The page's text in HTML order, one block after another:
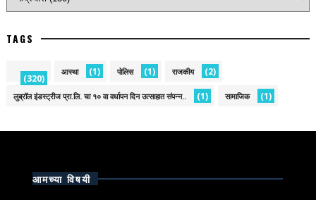
TAGS
(320)
आस्था (1) पोलिस (1) राजकीय (2)
लुब्रॉल इंडस्ट्रीज प्रा.लि. चा १० वा वर्धापन दिन उत्साहात संपन्न.. (1) सामाजिक (1)
आमच्या विषयी